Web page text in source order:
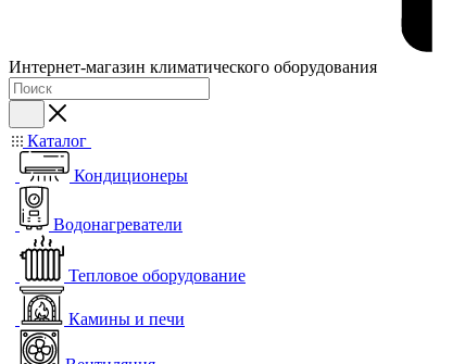
Интернет-магазин климатического оборудования
Каталог
Кондиционеры
Водонагреватели
Тепловое оборудование
Камины и печи